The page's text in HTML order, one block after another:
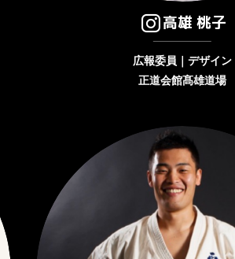
高雄 桃子
広報委員｜デザイン
正道会館髙雄道場